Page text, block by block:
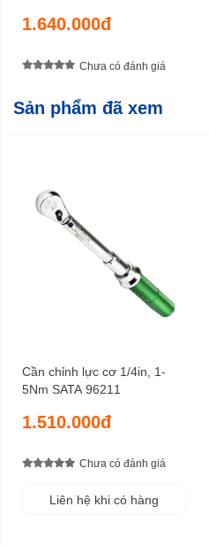
1.640.000đ
Chưa có đánh giá
Sản phẩm đã xem
Cần chỉnh lực cơ 1/4in, 1-
5Nm SATA 96211
1.510.000đ
Chưa có đánh giá
Liên hệ khi có hàng